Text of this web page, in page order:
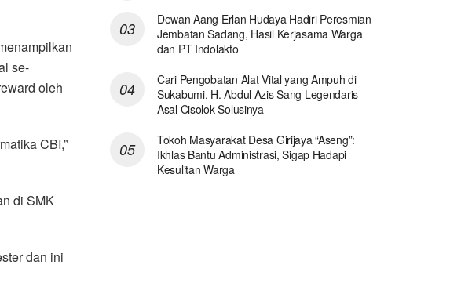
se-
oleh
CBI,”
di SMK
dan ini
Dewan Aang Erlan Hudaya Hadiri Peresmian
Jembatan Sadang, Hasil Kerjasama Warga
dan PT Indolakto
Cari Pengobatan Alat Vital yang Ampuh di
Sukabumi, H. Abdul Azis Sang Legendaris
Asal Cisolok Solusinya
Tokoh Masyarakat Desa Girijaya “Aseng”:
Ikhlas Bantu Administrasi, Sigap Hadapi
Kesulitan Warga